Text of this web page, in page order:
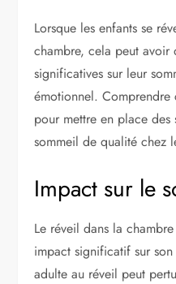
Lorsque les enfants se
chambre, cela peut
significatives sur leur
émotionnel. Comprendre
pour mettre en place des
sommeil de qualité chez
Impact sur le
Le réveil dans la
impact significatif sur son
adulte au réveil peut